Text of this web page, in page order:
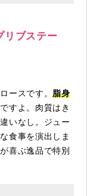
リブステー
ースです。脂身
ですよ。肉質はき
いなし。ジュー
食事を演出しま
喜ぶ逸品で特別